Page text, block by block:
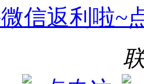
信返利啦~